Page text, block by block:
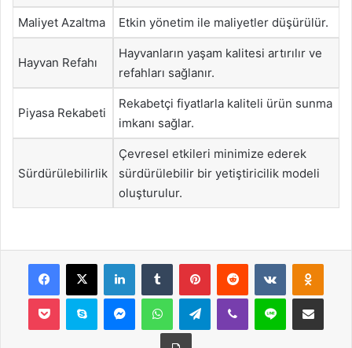
Maliyet Azaltma Etkin yönetim ile maliyetler düşürülür.
Hayvan Refahı
Hayvanların yaşam kalitesi artırılır ve
refahları sağlanır.
Piyasa Rekabeti
Rekabetçi fiyatlarla kaliteli ürün sunma
imkanı sağlar.
Sürdürülebilirlik
Çevresel etkileri minimize ederek
sürdürülebilir bir yetiştiricilik modeli
oluşturulur.
Facebook
X LinkedInTumblr PinterestReddit VKontakte
Pocket Skype MessengerWhatsAppTelegramViber Line E-Posta ile
Yazdır